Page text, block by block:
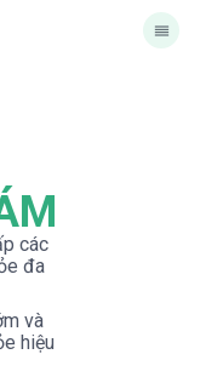
các
đa
và
hiệu